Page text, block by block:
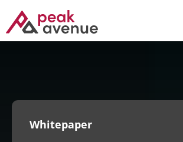
Whitepaper